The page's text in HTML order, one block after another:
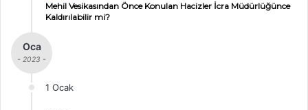
Mehil Vesikasından Önce Konulan Hacizler İcra Müdürlüğünce
Kaldırılabilir mi?
Oca
- 2023 -
1 Ocak